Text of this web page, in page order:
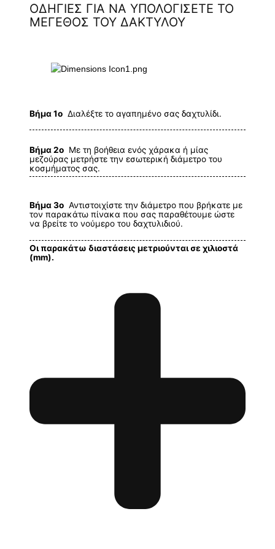
ΟΔΗΓΙΕΣ ΓΙΑ ΝΑ ΥΠΟΛΟΓΙΣΕΤΕ ΤΟ
ΜΕΓΕΘΟΣ ΤΟΥ ΔΑΚΤΥΛΟΥ
Βήμα 1ο Διαλέξτε το αγαπημένο σας δαχτυλίδι.
Βήμα 2ο Με τη βοήθεια ενός χάρακα ή μίας
μεζούρας μετρήστε την εσωτερική διάμετρο του
κοσμήματος σας.
Βήμα 3ο Αντιστοιχίστε την διάμετρο που βρήκατε με
τον παρακάτω πίνακα που σας παραθέτουμε ώστε
να βρείτε το νούμερο του δαχτυλιδιού.
Οι παρακάτω διαστάσεις μετριούνται σε χιλιοστά
(mm).